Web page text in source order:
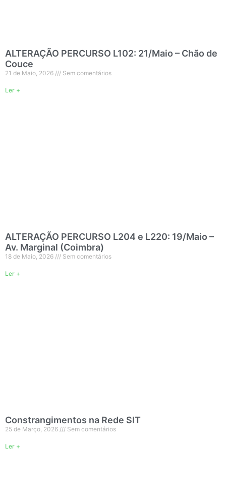
ALTERAÇÃO PERCURSO L102: 21/Maio – Chão de
Couce
21 de Maio, 2026 Sem comentários
Ler +
ALTERAÇÃO PERCURSO L204 e L220: 19/Maio –
Av. Marginal (Coimbra)
18 de Maio, 2026 Sem comentários
Ler +
Constrangimentos na Rede SIT
25 de Março, 2026 Sem comentários
Ler +